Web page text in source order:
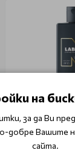
Органичен
на
за да Ви
добре Вашите
сайта.